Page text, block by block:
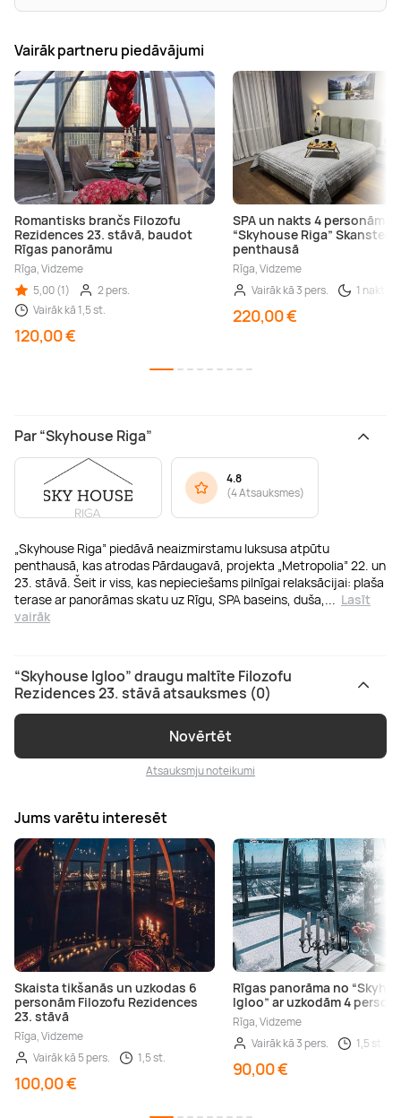
Vairāk partneru piedāvājumi
Romantisks brančs Filozofu
Rezidences 23. stāvā, baudot
Rīgas panorāmu
Rīga, Vidzeme
5,00 (1)
2 pers.
Vairāk kā 1,5 st.
120,00 €
SPA un nakts 4 personām
“Skyhouse Riga” Skanstes
penthausā
Rīga, Vidzeme
Vairāk kā 3 pers.
1 nakts
220,00 €
Par “Skyhouse Riga”
„Skyhouse Riga” piedāvā neaizmirstamu luksusa atpūtu
penthausā, kas atrodas Pārdaugavā, projekta „Metropolia” 22. un
23. stāvā. Šeit ir viss, kas nepieciešams pilnīgai relaksācijai: plaša
terase ar panorāmas skatu uz Rīgu, SPA baseins, duša,
Lasīt
vairāk
4.8
(4 Atsauksmes)
“Skyhouse Igloo” draugu maltīte Filozofu
Rezidences 23. stāvā atsauksmes (0)
Novērtēt
Atsauksmju noteikumi
Jums varētu interesēt
Skaista tikšanās un uzkodas 6
personām Filozofu Rezidences
23. stāvā
Rīga, Vidzeme
Vairāk kā 5 pers.
1,5 st.
100,00 €
Rīgas panorāma no
Igloo” ar uzkodām 4
Rīga, Vidzeme
Vairāk kā 3 pers.
1,5 st.
90,00 €